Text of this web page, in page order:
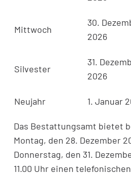
Mittwoch
30.
2026
Silvester
31.
2026
Neujahr 1. Januar
Das Bestattungsamt bietet
Montag, den 28. Dezember
Donnerstag, den 31.
11.00 Uhr einen